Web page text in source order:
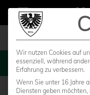
Wir nutzen Cookies auf
essenziell, während
Erfahrung zu verbessern.
Wenn Sie unter 16 Jahre
Diensten geben